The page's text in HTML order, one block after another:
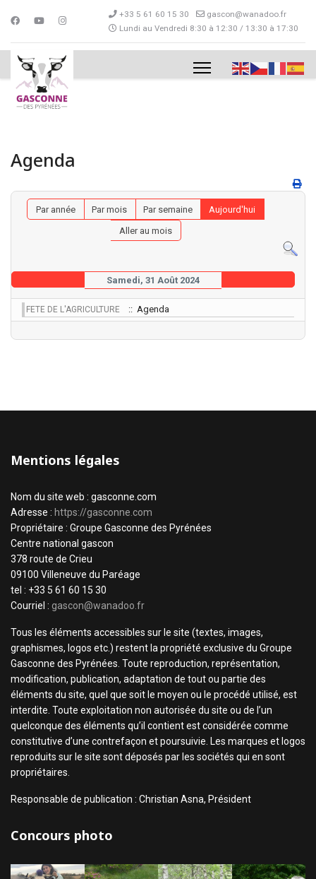
+33 5 61 60 15 30
gascon@wanadoo.fr
Lundi au Vendredi 8:30 à 12:30 / 13:30 à 17:30
Agenda
Par année Par mois Par semaine
Aujourd'hui
Aller au mois
Samedi, 31 Août 2024
FETE DE L'AGRICULTURE :: Agenda
Mentions légales
Nom du site web : gasconne.com
Adresse : https://gasconne.com
Propriétaire : Groupe Gasconne des Pyrénées
Centre national gascon
378 route de Crieu
09100 Villeneuve du Paréage
tel : +33 5 61 60 15 30
Courriel : gascon@wanadoo.fr
Tous les éléments accessibles sur le site (textes, images,
graphismes, logos etc.) restent la propriété exclusive du Groupe
Gasconne des Pyrénées. Toute reproduction, représentation,
modification, publication, adaptation de tout ou partie des
éléments du site, quel que soit le moyen ou le procédé utilisé, est
interdite. Toute exploitation non autorisée du site ou de l’un
quelconque des éléments qu’il contient est considérée comme
constitutive d’une contrefaçon et poursuivie. Les marques et logos
reproduits sur le site sont déposés par les sociétés qui en sont
propriétaires.
Responsable de publication : Christian Asna, Président
Concours photo